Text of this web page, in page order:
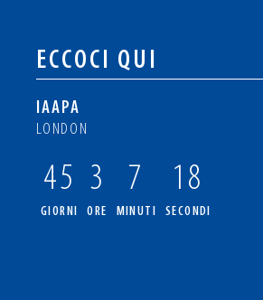
ECCOCI QUI
IAAPA
LONDON
45
GIORNI
3
ORE
7
MINUTI
18
SECONDI